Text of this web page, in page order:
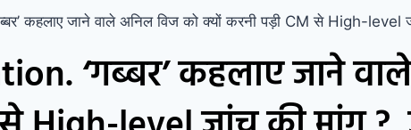
कहलाए जाने वाले अनिल विज को क्यों करनी पड़ी CM से High-level
‘गब्बर’ कहलाए जाने